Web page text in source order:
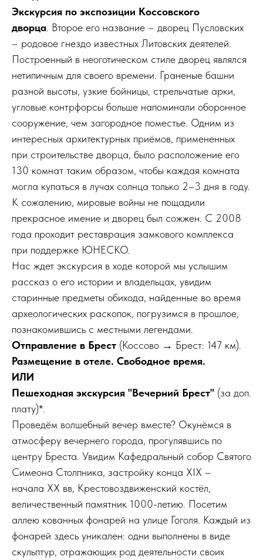
Экскурсия по экспозиции Коссовского
дворца . Второе его название – дворец Пусловских
– родовое гнездо известных Литовских деятелей.
Построенный в неоготическом стиле дворец являлся
нетипичным для своего времени. Граненые башни
разной высоты, узкие бойницы, стрельчатые арки,
угловые контрфорсы больше напоминали оборонное
сооружение, чем загородное поместье. Одним из
интересных архитектурных приёмов, примененных
при строительстве дворца, было расположение его
130 комнат таким образом, чтобы каждая комната
могла купаться в лучах солнца только 2–3 дня в году.
К сожалению, мировые войны не пощадили
прекрасное имение и дворец был сожжен. С 2008
года проходит реставрация замкового комплекса
при поддержке ЮНЕСКО.
Нас ждет экскурсия в ходе которой мы услышим
рассказ о его истории и владельцах, увидим
старинные предметы обихода, найденные во время
археологических раскопок, погрузимся в прошлое,
познакомившись с местными легендами.
Отправление в Брест (Коссово → Брест: 147 км).
Размещение в отеле. Свободное время.
ИЛИ
Пешеходная экскурсия "Вечерний Брест" (за доп.
плату)*.
Проведём волшебный вечер вместе? Окунёмся в
атмосферу вечернего города, прогулявшись по
центру Бреста. Увидим Кафедральный собор Святого
Симеона Столпника, застройку конца XIX –
начала XX вв, Крестовоздвиженский костёл,
величественный памятник 1000-летию. Посетим
аллею кованных фонарей на улице Гоголя. Каждый из
фонарей здесь уникален: одни выполнены в виде
скульптур, отражающих род деятельности своих